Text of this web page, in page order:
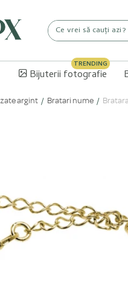
Bijuterii fotografie
TRENDING
argint Bratari nume